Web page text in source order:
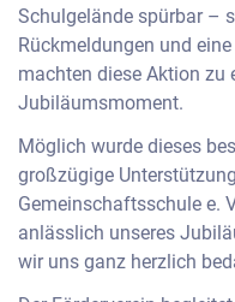
Schulgelände spürbar –
Rückmeldungen und
machten diese Aktion zu
Jubiläumsmoment.
Möglich wurde dieses
großzügige
Gemeinschaftsschule e.
anlässlich unseres
wir uns ganz herzlich